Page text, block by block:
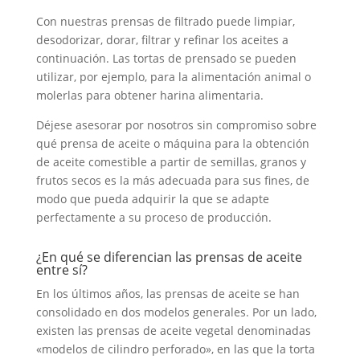
Con nuestras prensas de filtrado puede limpiar,
desodorizar, dorar, filtrar y refinar los aceites a
continuación. Las tortas de prensado se pueden
utilizar, por ejemplo, para la alimentación animal o
molerlas para obtener harina alimentaria.
Déjese asesorar por nosotros sin compromiso sobre
qué prensa de aceite o máquina para la obtención
de aceite comestible a partir de semillas, granos y
frutos secos es la más adecuada para sus fines, de
modo que pueda adquirir la que se adapte
perfectamente a su proceso de producción.
¿En qué se diferencian las prensas de aceite
entre sí?
En los últimos años, las prensas de aceite se han
consolidado en dos modelos generales. Por un lado,
existen las prensas de aceite vegetal denominadas
«modelos de cilindro perforado», en las que la torta